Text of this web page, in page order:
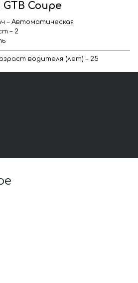
Coupe
– Автоматическая
– 2
водителя (лет) – 25